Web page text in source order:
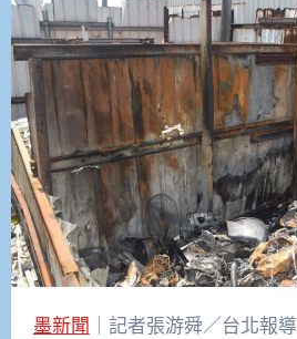
墨新聞 ｜記者張游舜／台北報導